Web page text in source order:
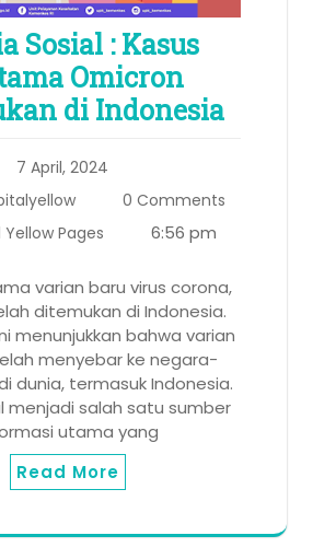
Sosial : Kasus
Omicron
di Indonesia
7 April, 2024
0 Comments
Pages
6:56 pm
varian baru virus corona,
ditemukan di Indonesia.
menunjukkan bahwa varian
menyebar ke negara-
dunia, termasuk Indonesia.
menjadi salah satu sumber
utama yang
Read More